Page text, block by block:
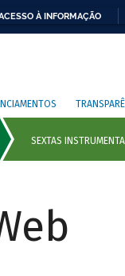
À INFORMAÇÃO